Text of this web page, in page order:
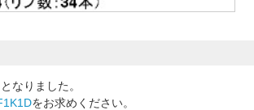
なりました。
をお求めください。